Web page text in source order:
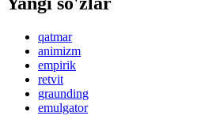
qatmar
animizm
empirik
retvit
graunding
emulgator